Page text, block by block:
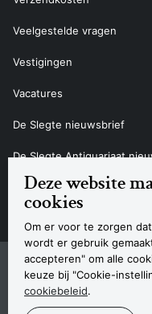
Deze website
cookies
Om er voor te zorgen
wordt er gebruik
accepteren" om alle
keuze bij "Cookie-
cookiebeleid.
Veelgestelde vragen
Vestigingen
Vacatures
De Slegte nieuwsbrief
De Slegte Antiquariaat
Contact
Navigatie
SitemapPrivacyverklaring